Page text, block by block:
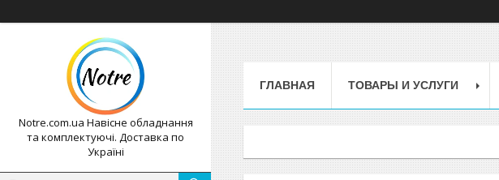
Notre.com.ua Навісне обладнання
та комплектуючі. Доставка по
Україні
ГЛАВНАЯ ТОВАРЫ И УСЛУГИ